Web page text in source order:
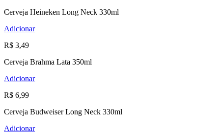
Cerveja Heineken Long Neck 330ml
Adicionar
R$ 3,49
Cerveja Brahma Lata 350ml
Adicionar
R$ 6,99
Cerveja Budweiser Long Neck 330ml
Adicionar